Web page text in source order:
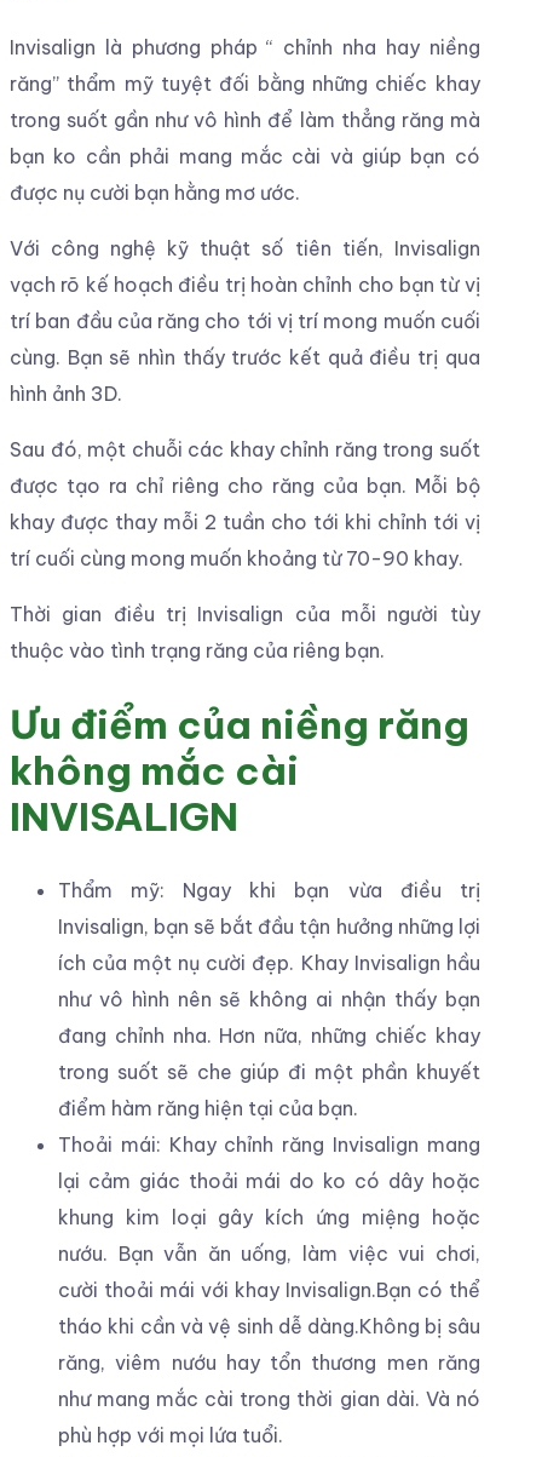
Invisalign là phương pháp “ chỉnh nha hay niềng
răng” thẩm mỹ tuyệt đối bằng những chiếc khay
trong suốt gần như vô hình để làm thẳng răng mà
bạn ko cần phải mang mắc cài và giúp bạn có
được nụ cười bạn hằng mơ ước.
Với công nghệ kỹ thuật số tiên tiến, Invisalign
vạch rõ kế hoạch điều trị hoàn chỉnh cho bạn từ vị
trí ban đầu của răng cho tới vị trí mong muốn cuối
cùng. Bạn sẽ nhìn thấy trước kết quả điều trị qua
hình ảnh 3D.
Sau đó, một chuỗi các khay chỉnh răng trong suốt
được tạo ra chỉ riêng cho răng của bạn. Mỗi bộ
khay được thay mỗi 2 tuần cho tới khi chỉnh tới vị
trí cuối cùng mong muốn khoảng từ 70-90 khay.
Thời gian điều trị Invisalign của mỗi người tùy
thuộc vào tình trạng răng của riêng bạn.
Ưu điểm của niềng răng
không mắc cài
INVISALIGN
Thẩm mỹ: Ngay khi bạn vừa điều trị
Invisalign, bạn sẽ bắt đầu tận hưởng những lợi
ích của một nụ cười đẹp. Khay Invisalign hầu
như vô hình nên sẽ không ai nhận thấy bạn
đang chỉnh nha. Hơn nữa, những chiếc khay
trong suốt sẽ che giúp đi một phần khuyết
điểm hàm răng hiện tại của bạn.
Thoải mái: Khay chỉnh răng Invisalign mang
lại cảm giác thoải mái do ko có dây hoặc
khung kim loại gây kích ứng miệng hoặc
nướu. Bạn vẫn ăn uống, làm việc vui chơi,
cười thoải mái với khay Invisalign.Bạn có thể
tháo khi cần và vệ sinh dễ dàng.Không bị sâu
răng, viêm nướu hay tổn thương men răng
như mang mắc cài trong thời gian dài. Và nó
phù hợp với mọi lứa tuổi.